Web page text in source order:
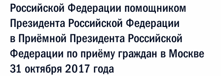
Российской Федерации помощником
Президента Российской Федерации
в Приёмной Президента Российской
Федерации по приёму граждан в Москве
31 октября 2017 года